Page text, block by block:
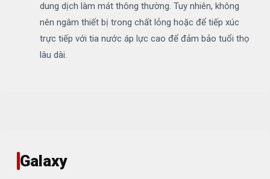
dung dịch làm mát thông thường. Tuy nhiên, không
nên ngâm thiết bị trong chất lỏng hoặc để tiếp xúc
trực tiếp với tia nước áp lực cao để đảm bảo tuổi thọ
lâu dài.
Galaxy